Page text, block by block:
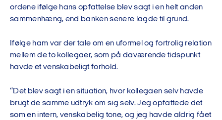
ordene ifølge hans opfattelse blev sagt i en helt anden
sammenhæng, end banken senere lagde til grund.
Ifølge ham var der tale om en uformel og fortrolig relation
mellem de to kollegaer, som på daværende tidspunkt
havde et venskabeligt forhold.
“Det blev sagt i en situation, hvor kollegaen selv havde
brugt de samme udtryk om sig selv. Jeg opfattede det
som en intern, venskabelig tone, og jeg havde aldrig fået